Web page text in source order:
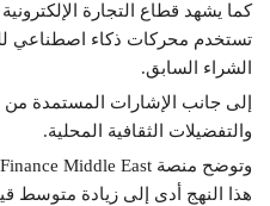
كما يشهد قطاع التجارة
تستخدم محركات ذكاء اصطناعي
الشراء السابق.
إلى جانب الإشارات المستمدة من
والتفضيلات الثقافية المحلية.